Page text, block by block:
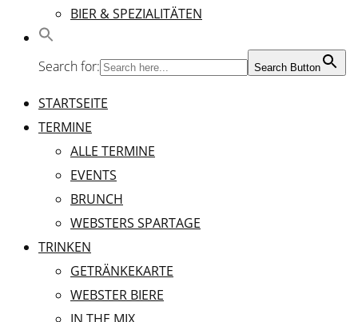
BIER & SPEZIALITÄTEN
Search for: Search Button
STARTSEITE
TERMINE
ALLE TERMINE
EVENTS
BRUNCH
WEBSTERS SPARTAGE
TRINKEN
GETRÄNKEKARTE
WEBSTER BIERE